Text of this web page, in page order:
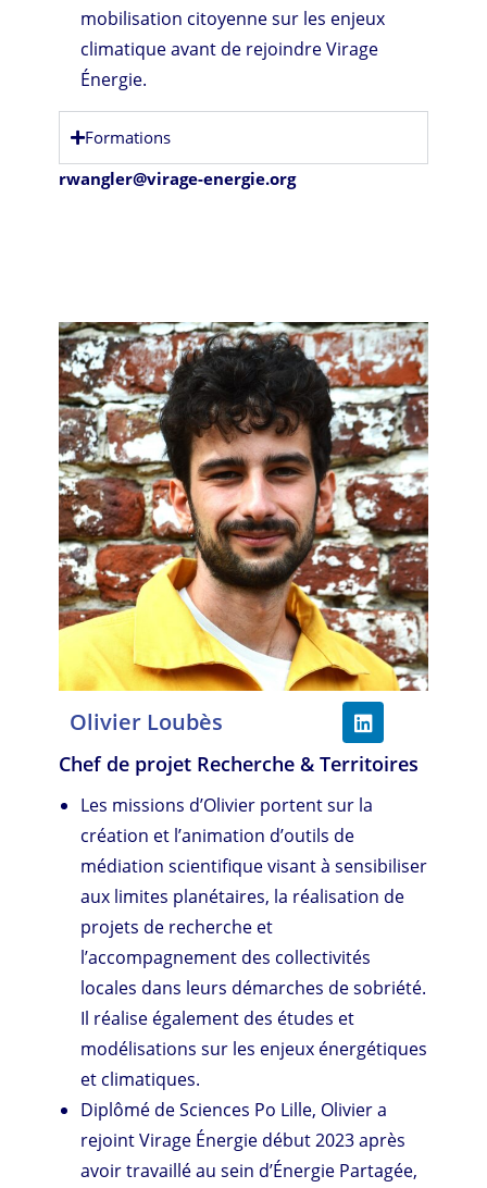
mobilisation citoyenne sur les enjeux
climatique avant de rejoindre Virage
Énergie.
Formations
rwangler@virage-energie.org
Olivier Loubès
Chef de projet Recherche & Territoires
Les missions d’Olivier portent sur la
création et l’animation d’outils de
médiation scientifique visant à sensibiliser
aux limites planétaires, la réalisation de
projets de recherche et
l’accompagnement des collectivités
locales dans leurs démarches de sobriété.
Il réalise également des études et
modélisations sur les enjeux énergétiques
et climatiques.
Diplômé de Sciences Po Lille, Olivier a
rejoint Virage Énergie début 2023 après
avoir travaillé au sein d’Énergie Partagée,